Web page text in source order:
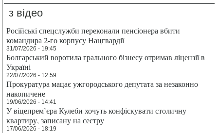
з відео
Російські спецслужби переконали пенсіонера вбити
командира 2-го корпусу Нацгвардії
31/07/2026 - 19:45
Болгарський воротила грального бізнесу отримав ліцензії в
Україні
22/07/2026 - 12:59
Прокуратура мацає ужгородського депутата за незаконно
накопичене
19/06/2026 - 14:41
У віцепрем’єра Кулеби хочуть конфіскувати столичну
квартиру, записану на сестру
17/06/2026 - 18:19